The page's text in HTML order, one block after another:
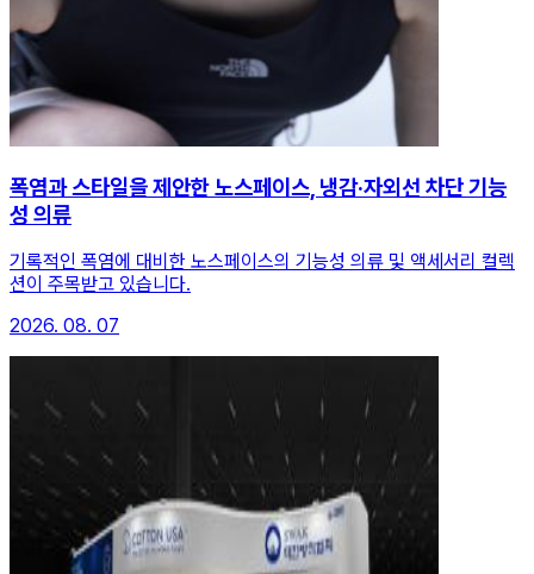
폭염과 스타일을 제안한 노스페이스, 냉감·자외선 차단 기능
성 의류
기록적인 폭염에 대비한 노스페이스의 기능성 의류 및 액세서리 컬렉
션이 주목받고 있습니다.
2026. 08. 07